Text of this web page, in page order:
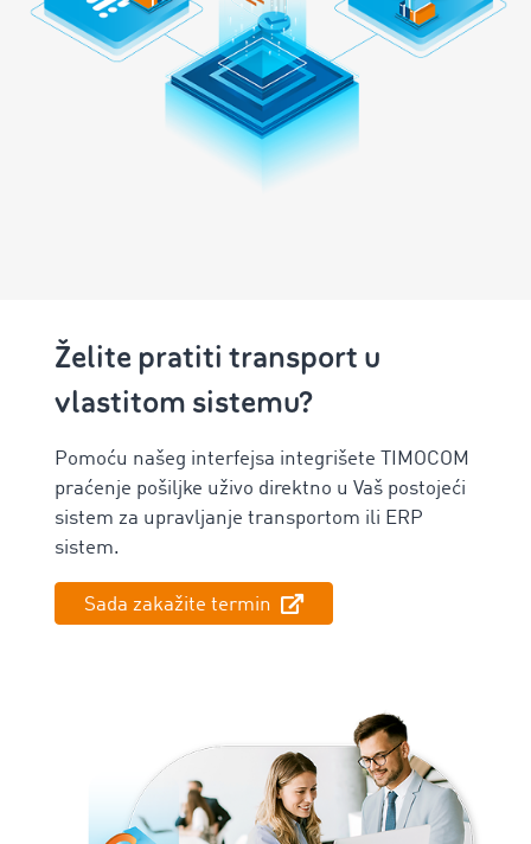
Želite pratiti transport u
vlastitom sistemu?
Pomoću našeg ‌interfejsa integrišete TIMOCOM
praćenje pošiljke uživo direktno u Vaš postojeći
sistem za upravljanje transportom ili ERP
sistem.
Sada zakažite termin